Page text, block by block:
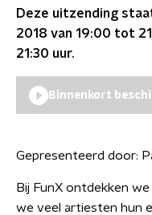
Deze uitzending
2018 van 19:00 tot
21:30 uur.
Binnenkort
Gepresenteerd door:
Bij FunX ontdekken
we veel artiesten hun